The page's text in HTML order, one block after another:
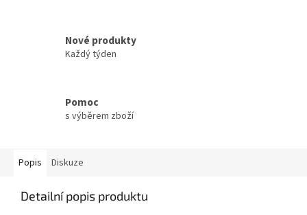
Nové produkty
Každý týden
Pomoc
s výběrem zboží
Popis Diskuze
Detailní popis produktu